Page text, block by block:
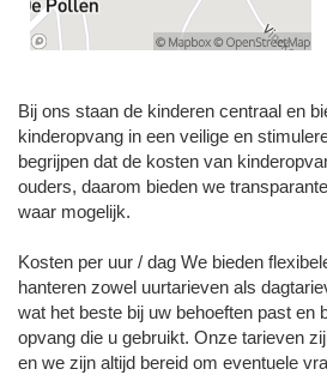
Bij ons staan de kinderen centraal en
kinderopvang in een veilige en
begrijpen dat de kosten van
ouders, daarom bieden we
waar mogelijk.
Kosten per uur / dag We bieden
hanteren zowel uurtarieven als
wat het beste bij uw behoeften past en
opvang die u gebruikt. Onze tarieven
en we zijn altijd bereid om eventuele